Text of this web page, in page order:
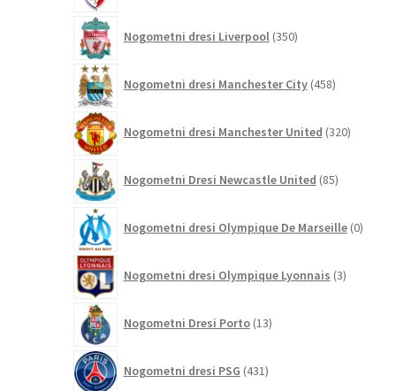
Nogometni dresi Liverpool 350izdelkov
Nogometni dresi Manchester City 458izdelkov
Nogometni dresi Manchester United 320izdelkov
Nogometni Dresi Newcastle United 85izdelkov
Nogometni dresi Olympique De Marseille 0
Nogometni dresi Olympique Lyonnais 3izdelki
Nogometni Dresi Porto 13izdelkov
Nogometni dresi PSG 431izdelkov